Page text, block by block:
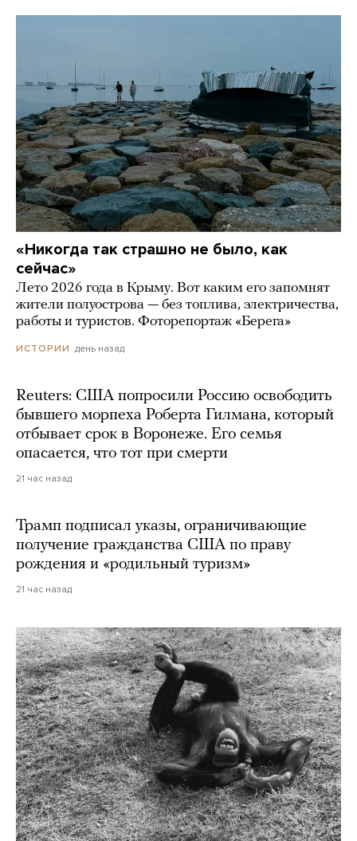
«Никогда так страшно не было, как
сейчас»
Лето 2026 года в Крыму. Вот каким его запомнят
жители полуострова — без топлива, электричества,
работы и туристов. Фоторепортаж «Берега»
ИСТОРИИ день назад
Reuters: США попросили Россию освободить
бывшего морпеха Роберта Гилмана, который
отбывает срок в Воронеже. Его семья
опасается, что тот при смерти
21 час назад
Трамп подписал указы, ограничивающие
получение гражданства США по праву
рождения и «родильный туризм»
21 час назад